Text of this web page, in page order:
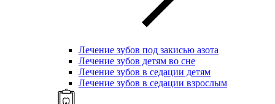
Лечение зубов под закисью азота
Лечение зубов детям во сне
Лечение зубов в седации детям
Лечение зубов в седации взрослым